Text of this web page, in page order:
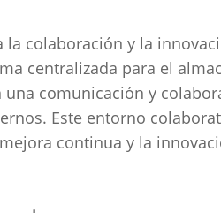
colaboración y la
centralizada para el
comunicación y
Este entorno
continua y la